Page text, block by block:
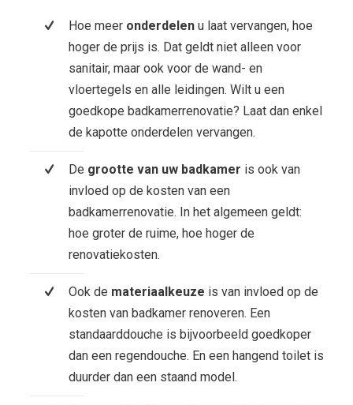
Hoe meer onderdelenu laat vervangen, hoe
hoger de prijs is. Dat geldt niet alleen voor
sanitair, maar ook voor de wand- en
vloertegels en alle leidingen. Wilt u een
goedkope badkamerrenovatie? Laat dan enkel
de kapotte onderdelen vervangen.
De grootte van uw badkamer is ook van
invloed op de kosten van een
badkamerrenovatie. In het algemeen geldt:
hoe groter de ruime, hoe hoger de
renovatiekosten.
Ook de materiaalkeuze is van invloed op de
kosten van badkamer renoveren. Een
standaarddouche is bijvoorbeeld goedkoper
dan een regendouche. En een hangend toilet is
duurder dan een staand model.